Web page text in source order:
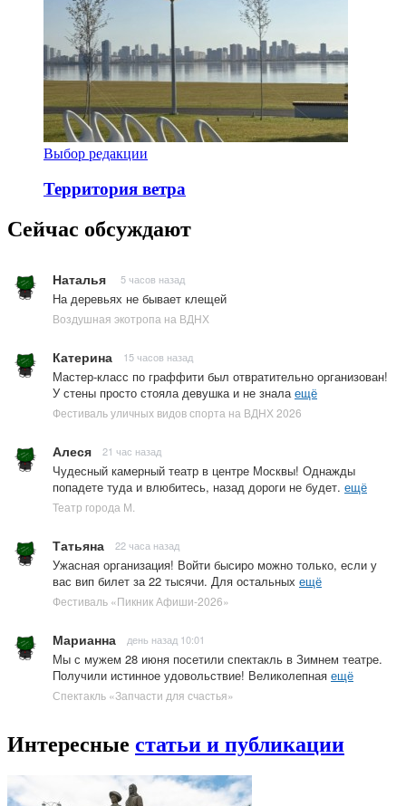
Выбор редакции
Территория ветра
Сейчас обсуждают
Наталья 5 часов назад
На деревьях не бывает клещей
Воздушная экотропа на ВДНХ
Катерина 15 часов назад
Мастер-класс по граффити был отвратительно организован!
У стены просто стояла девушка и не зналаещё
Фестиваль уличных видов спорта на ВДНХ 2026
Алеся 21 час назад
Чудесный камерный театр в центре Москвы! Однажды
попадете туда и влюбитесь, назад дороги не будет. ещё
Театр города М.
Татьяна 22 часа назад
Ужасная организация! Войти бысиро можно только, если у
вас вип билет за 22 тысячи. Для остальных ещё
Фестиваль «Пикник Афиши-2026»
Марианна день назад 10:01
Мы с мужем 28 июня посетили спектакль в Зимнем театре.
Получили истинное удовольствие! Великолепная ещё
Спектакль «Запчасти для счастья»
Интересные статьи и публикации